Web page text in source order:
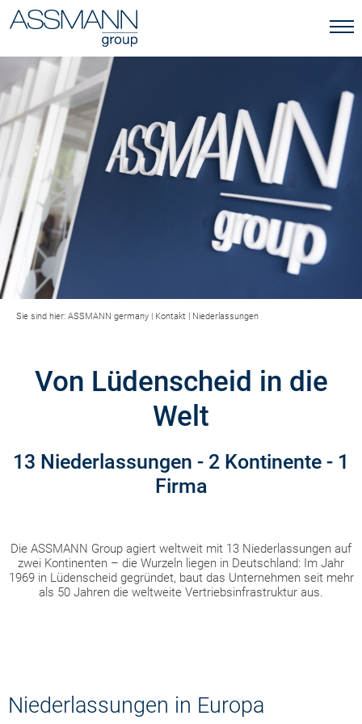
Sie sind hier: ASSMANN germany | Kontakt | Niederlassungen
Von Lüdenscheid in die
Welt
13 Niederlassungen - 2 Kontinente - 1
Firma
Die ASSMANN Group agiert weltweit mit 13 Niederlassungen auf
zwei Kontinenten – die Wurzeln liegen in Deutschland: Im Jahr
1969 in Lüdenscheid gegründet, baut das Unternehmen seit mehr
als 50 Jahren die weltweite Vertriebsinfrastruktur aus.
Niederlassungen in Europa